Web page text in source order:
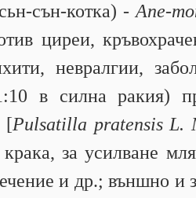
сън-котка) - Ane-
циреи,
невралгии,
в силна ракия)
[Pulsatilla pratensis L.
за усилване
и др.; външно и